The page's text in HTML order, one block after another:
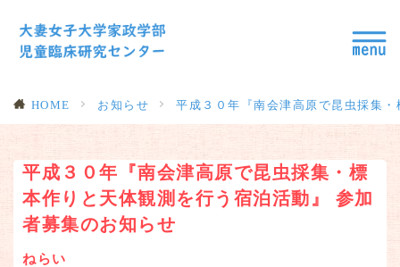
HOME お知らせ 平成３０年『南会津高原で昆虫採集
平成３０年『南会津高原で昆虫採集・標
本作りと天体観測を行う宿泊活動』 参加
者募集のお知らせ
ねらい